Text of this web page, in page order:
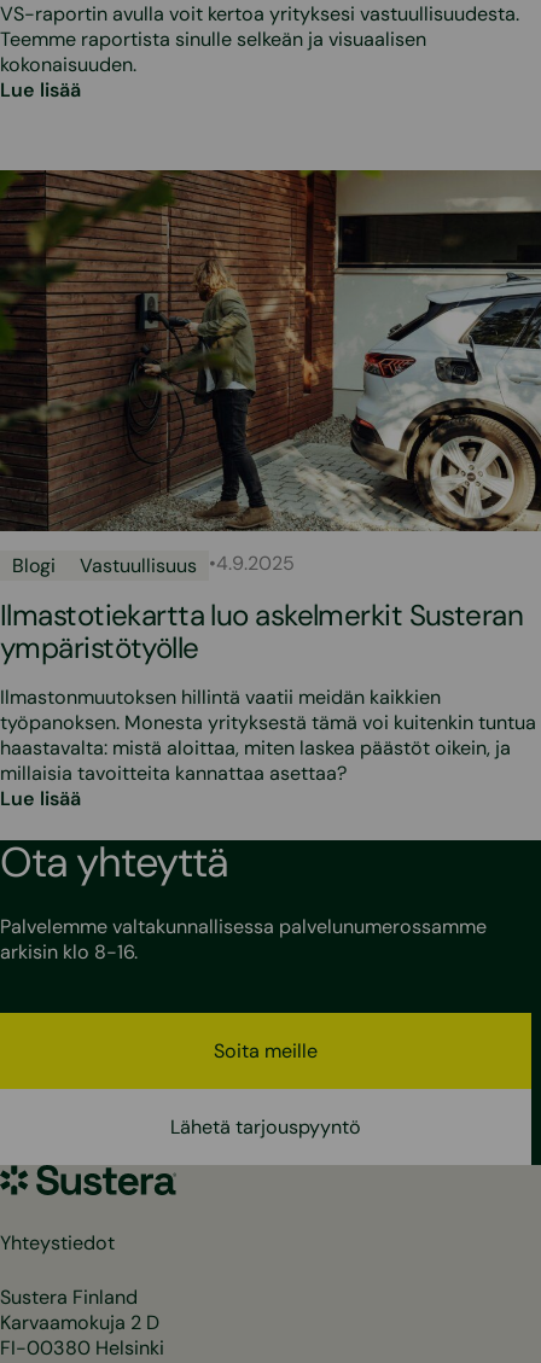
VS-raportin avulla voit kertoa yrityksesi vastuullisuudesta.
Teemme raportista sinulle selkeän ja visuaalisen
kokonaisuuden.
Lue lisää
Blogi Vastuullisuus •4.9.2025
Ilmastotiekartta luo askelmerkit Susteran
ympäristötyölle
Ilmastonmuutoksen hillintä vaatii meidän kaikkien
työpanoksen. Monesta yrityksestä tämä voi kuitenkin tuntua
haastavalta: mistä aloittaa, miten laskea päästöt oikein, ja
millaisia tavoitteita kannattaa asettaa?
Lue lisää
Ota yhteyttä
Palvelemme valtakunnallisessa palvelunumerossamme
arkisin klo 8-16.
Soita meille
Lähetä tarjouspyyntö
Sustera
Yhteystiedot
Sustera Finland
Karvaamokuja 2 D
FI-00380 Helsinki